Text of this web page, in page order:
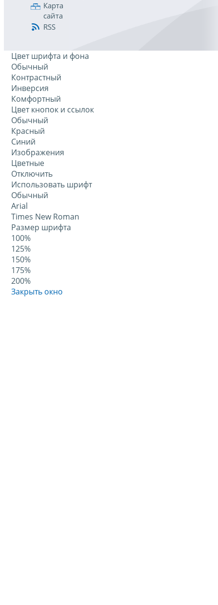
Карта
сайта
RSS
Цвет шрифта и фона
Обычный
Контрастный
Инверсия
Комфортный
Цвет кнопок и ссылок
Обычный
Красный
Синий
Изображения
Цветные
Отключить
Использовать шрифт
Обычный
Arial
Times New Roman
Размер шрифта
100%
125%
150%
175%
200%
Закрыть окно